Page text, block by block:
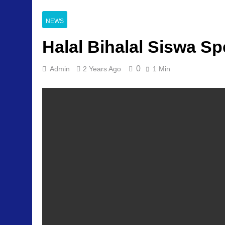
NEWS
Halal Bihalal Siswa
Admin 2 Years Ago 0 1 Min